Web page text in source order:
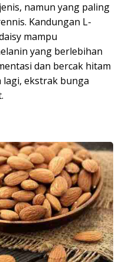
namun yang paling
Kandungan L-
mampu
yang berlebihan
dan bercak hitam
lagi, ekstrak bunga